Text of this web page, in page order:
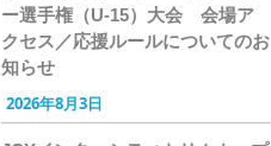
ー選手権（U-15）大会 会場ア
クセス／応援ルールについてのお
知らせ
2026年8月3日